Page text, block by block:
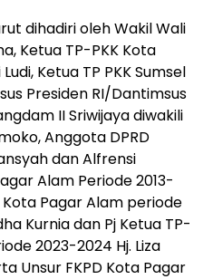
dihadiri oleh Wakil Wali
Ketua TP-PKK Kota
Ketua TP PKK Sumsel
Presiden RI/Dantimsus
II Sriwijaya diwakili
Anggota DPRD
dan Alfrensi
Alam Periode 2013-
Kota Pagar Alam periode
Kurnia dan Pj Ketua TP-
2023-2024 Hj. Liza
Unsur FKPD Kota Pagar